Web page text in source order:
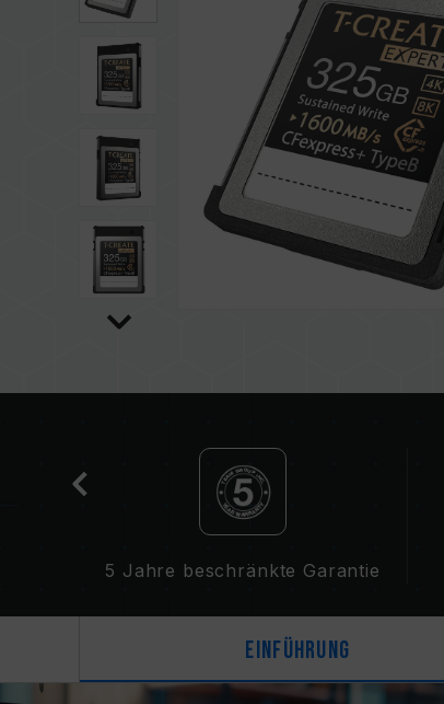
5 Jahre beschränkte Garantie
Einführung